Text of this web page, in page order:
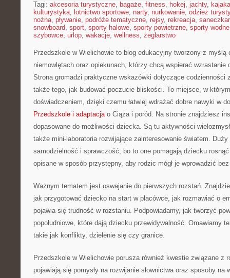
Tagi: akcesoria turystyczne, bagaże, fitness, hokej, jachty,
kulturystyka, lotnictwo sportowe, narty, nurkowanie, odzież
nożna, pływanie, podróże tematyczne, rejsy, rekreacja,
snowboard, sport, sporty halowe, sporty powietrzne, sporty wodne
szybowce, urlop, wakacje, wellness, żeglarstwo
Przedszkole w Wielichowie to blog edukacyjny tworzony z myślą
niemowlętach oraz opiekunach, którzy chcą wspierać wzrastanie
Strona gromadzi praktyczne wskazówki dotyczące codzienności
także tego, jak budować poczucie bliskości. To miejsce, w
doświadczeniem, dzięki czemu łatwiej wdrażać dobre nawyki w
Przedszkole i adaptacjao Ciąża i poród. Na stronie znajdziesz
dopasowane do możliwości dziecka. Są tu aktywności
także mini-laboratoria rozwijające zainteresowanie światem. Duży
samodzielność i sprawczość, bo to one pomagają dziecku
opisane w sposób przystępny, aby rodzic mógł je wprowadzić
Ważnym tematem jest oswajanie do pierwszych rozstań.
jak przygotować dziecko na start w placówce, jak rozmawiać o
pojawia się trudność w rozstaniu. Podpowiadamy, jak tworzyć
popołudniowe, które dają dziecku przewidywalność. Omawiamy
takie jak konflikty, dzielenie się czy granice.
Przedszkole w Wielichowie porusza również kwestie związane z
pojawiają się pomysły na rozwijanie słownictwa oraz sposoby na